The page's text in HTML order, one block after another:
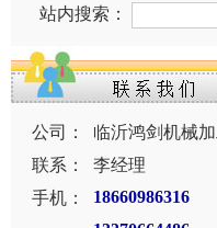
站内搜索：
公司：
临沂鸿剑机械
联系：
李经理
手机：
18660986316